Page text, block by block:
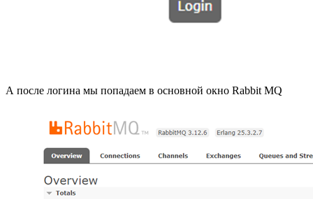
А после логина мы попадаем в основной окно Rabbit MQ